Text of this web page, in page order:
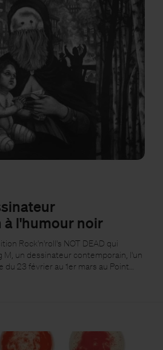
l'humour noir
Rock'n'roll's NOT DEAD qui
M, un dessinateur contemporain, l'un
du 23 février au 1er mars au Point…